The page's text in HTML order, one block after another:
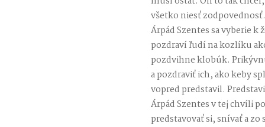
všetko niesť zodpovednosť.
Árpád Szentes sa vyberie
pozdraví ľudí na kozlíku
pozdvihne klobúk.
a pozdraviť ich, ako keby
vopred predstavil.
Árpád Szentes v tej chvíli
predstavovať si, snívať a